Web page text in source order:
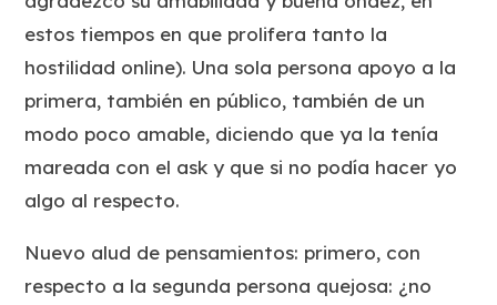
estos tiempos en que prolifera tanto la
hostilidad online). Una sola persona apoyo a la
primera, también en público, también de un
modo poco amable, diciendo que ya la tenía
mareada con el ask y que si no podía hacer yo
algo al respecto.
Nuevo alud de pensamientos: primero, con
respecto a la segunda persona quejosa: ¿no